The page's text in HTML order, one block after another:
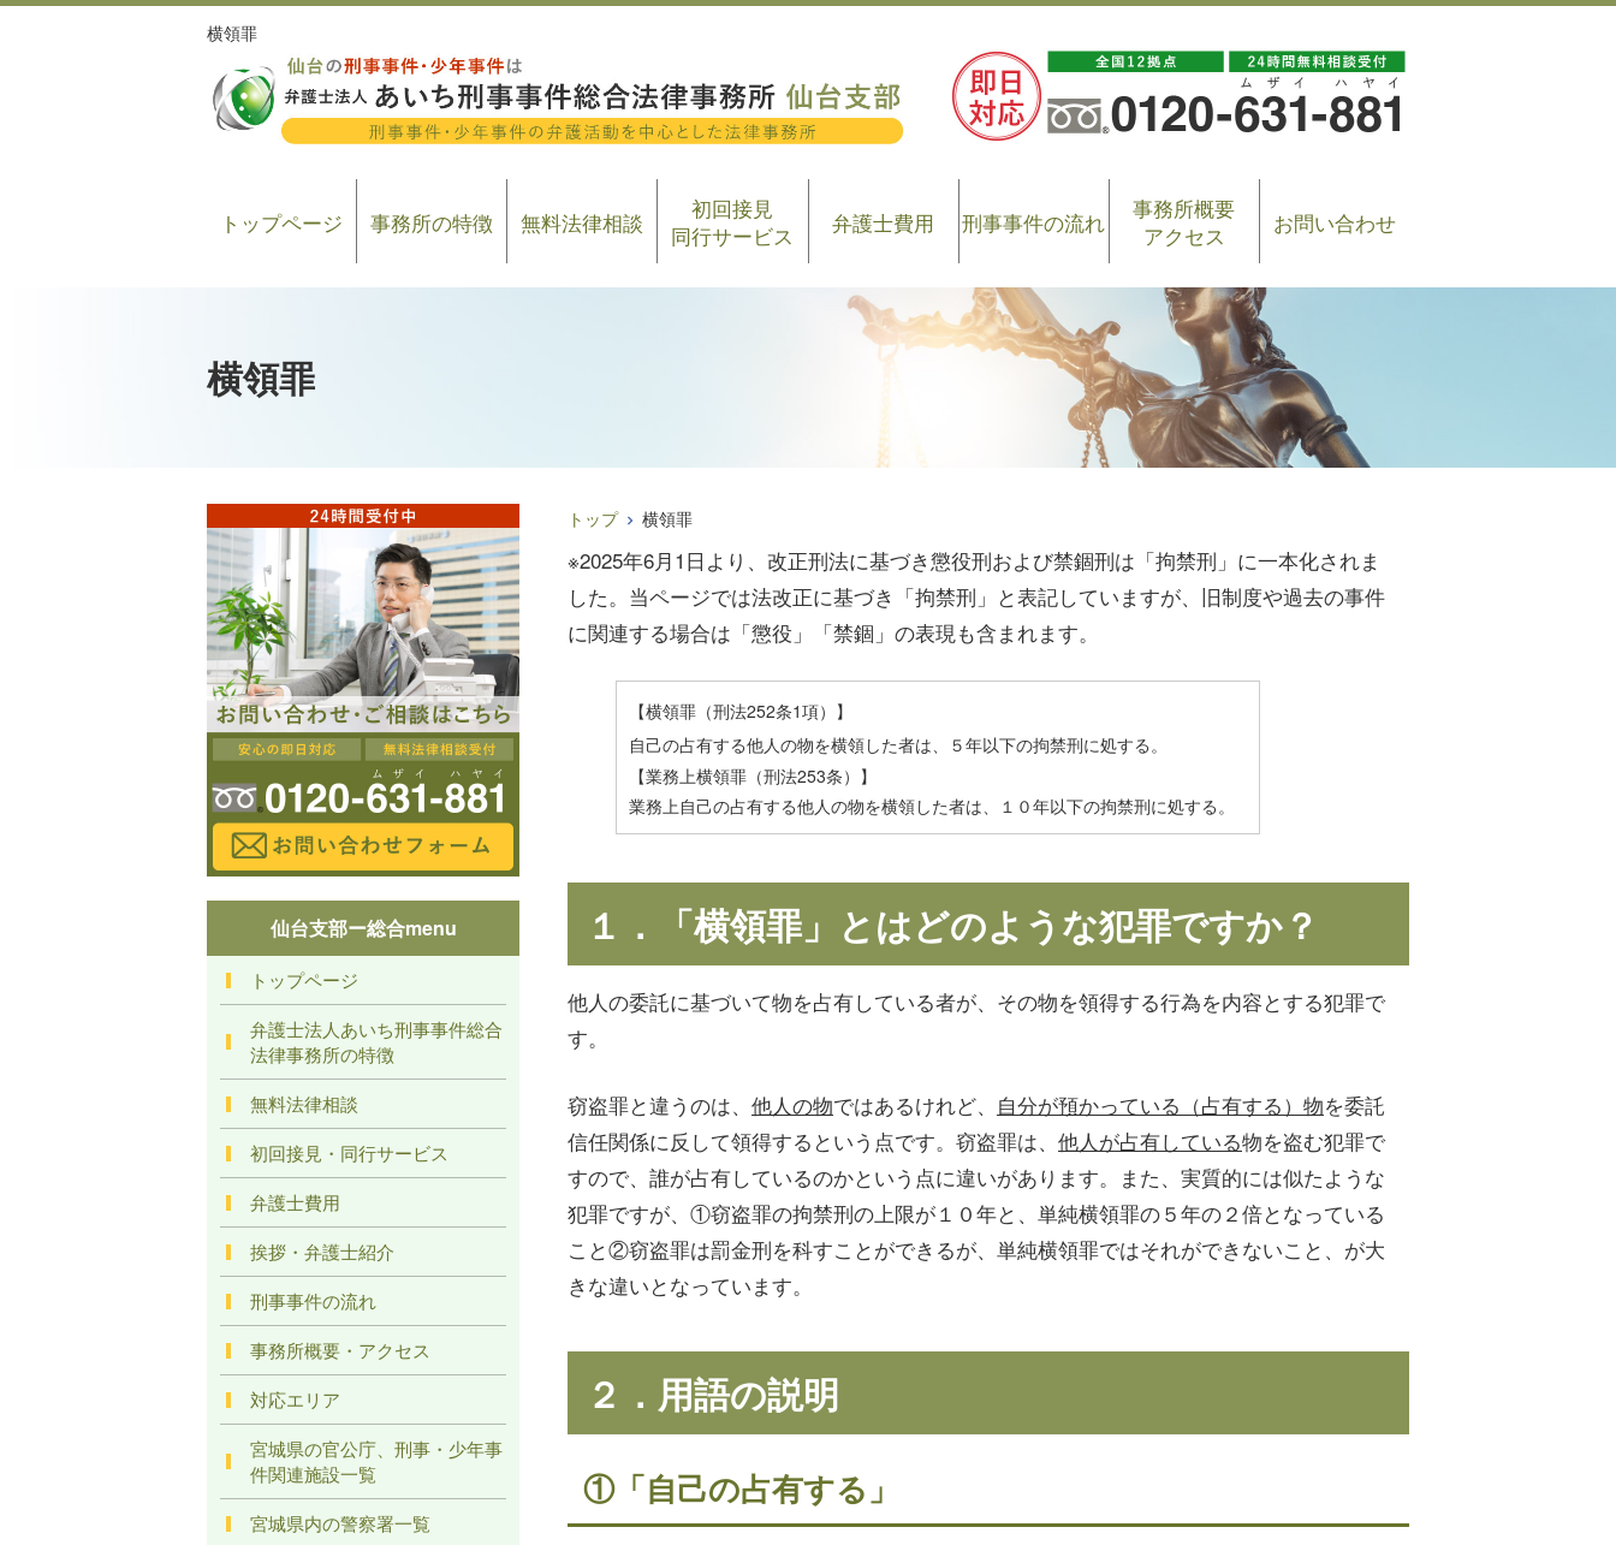
横領罪
トップページ 事務所の特徴 無料法律相談
初回接見
同行サービス
弁護士費用 刑事事件の流れ
事務所概要
アクセス
お問い合わせ
横領罪
トップ 横領罪
※2025年6月1日より、改正刑法に基づき懲役刑および禁錮刑は「拘禁刑」に一本化されま
した。当ページでは法改正に基づき「拘禁刑」と表記していますが、旧制度や過去の事件
に関連する場合は「懲役」「禁錮」の表現も含まれます。
【横領罪（刑法252条1項）】
自己の占有する他人の物を横領した者は、５年以下の拘禁刑に処する。
【業務上横領罪（刑法253条）】
業務上自己の占有する他人の物を横領した者は、１０年以下の拘禁刑に処する。
１．「横領罪」とはどのような犯罪ですか？
他人の委託に基づいて物を占有している者が、その物を領得する行為を内容とする犯罪で
す。
窃盗罪と違うのは、 他人の物ではあるけれど、 自分が預かっている（占有する）物を委託
信任関係に反して領得するという点です。窃盗罪は、 他人が占有している物を盗む犯罪で
すので、誰が占有しているのかという点に違いがあります。また、実質的には似たような
犯罪ですが、①窃盗罪の拘禁刑の上限が１０年と、単純横領罪の５年の２倍となっている
こと②窃盗罪は罰金刑を科すことができるが、単純横領罪ではそれができないこと、が大
きな違いとなっています。
２．用語の説明
①「自己の占有する」
仙台支部ー総合menu
トップページ
弁護士法人あいち刑事事件総合
法律事務所の特徴
無料法律相談
初回接見・同行サービス
弁護士費用
挨拶・弁護士紹介
刑事事件の流れ
事務所概要・アクセス
対応エリア
宮城県の官公庁、刑事・少年事
件関連施設一覧
宮城県内の警察署一覧